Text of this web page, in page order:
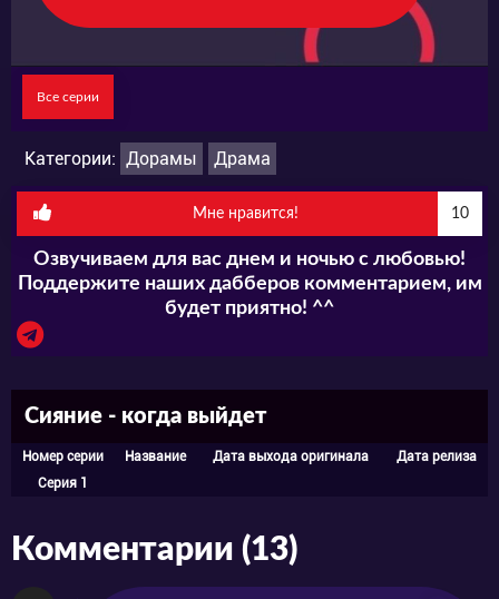
Все серии
Категории: Дорамы Драма
Мне нравится! 10
Озвучиваем для вас днем и ночью с любовью!
Поддержите наших дабберов комментарием, им
будет приятно! ^^
Сияние - когда выйдет
Номер серии Название Дата выхода оригинала
Дата релиза
Серия 1
Комментарии (13)